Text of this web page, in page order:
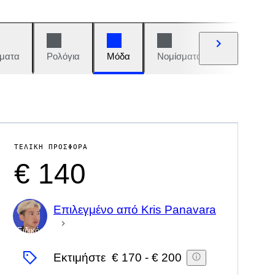
Ρολόγια Μόδα Νομίσματα και
ΤΕΛΙΚΉ ΠΡΟΣΦΟΡΆ
€ 140
Ειδικός
Επιλεγμένο από Kris Panavara
Εκτιμήστε € 170 - € 200